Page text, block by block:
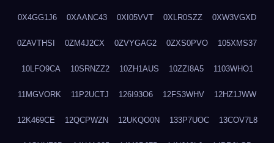
0X4GG1J6 0XAANC43 0XI05VVT 0XLR0SZZ 0XW3VGXD
0ZAVTHSI 0ZM4J2CX 0ZVYGAG2 0ZXS0PVO 105XMS37
10LFO9CA 10SRNZZ2 10ZH1AUS 10ZZI8A5 1103WHO1
11MGVORK 11P2UCTJ 126I93O6 12FS3WHV 12HZ1JWW
12K469CE 12QCPWZN 12UKQO0N 133P7UOC 13COV7L8